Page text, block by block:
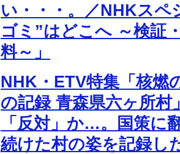
い・・・。／NHKスペ
ゴミ”はどこへ ～検証
料～」
NHK・ETV特集「核燃
の記録 青森県六ヶ所村
「反対」か…。国策に
続けた村の姿を記録し